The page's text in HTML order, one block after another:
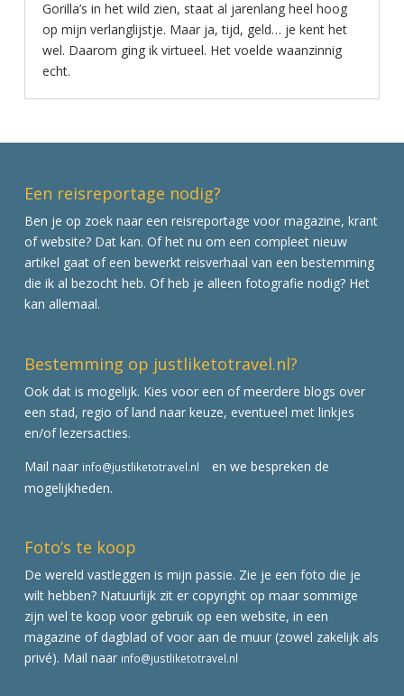
Gorilla’s in het wild zien, staat al jarenlang heel hoog
op mijn verlanglijstje. Maar ja, tijd, geld… je kent het
wel. Daarom ging ik virtueel. Het voelde waanzinnig
echt.
Een reisreportage nodig?
Ben je op zoek naar een reisreportage voor magazine, krant
of website? Dat kan. Of het nu om een compleet nieuw
artikel gaat of een bewerkt reisverhaal van een bestemming
die ik al bezocht heb. Of heb je alleen fotografie nodig? Het
kan allemaal.
Bestemming op justliketotravel.nl?
Ook dat is mogelijk. Kies voor een of meerdere blogs over
een stad, regio of land naar keuze, eventueel met linkjes
en/of lezersacties.
Mail naar info@justliketotravel.nl
en we bespreken de
mogelijkheden.
Foto’s te koop
De wereld vastleggen is mijn passie. Zie je een foto die je
wilt hebben? Natuurlijk zit er copyright op maar sommige
zijn wel te koop voor gebruik op een website, in een
magazine of dagblad of voor aan de muur (zowel zakelijk als
privé). Mail naar info@justliketotravel.nl